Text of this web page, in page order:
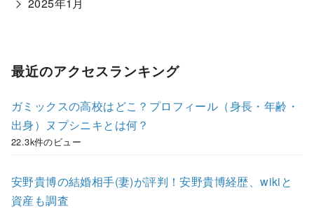
2025年1月
最近のアクセスランキング
ガミックスの高校はどこ？プロフィール（身長・年齢・
出身）ヌプシニキとは何？
22.3k件のビュー
安野貴博の結婚相手(妻)が評判！安野貴博経歴、wikiと
資産も調査